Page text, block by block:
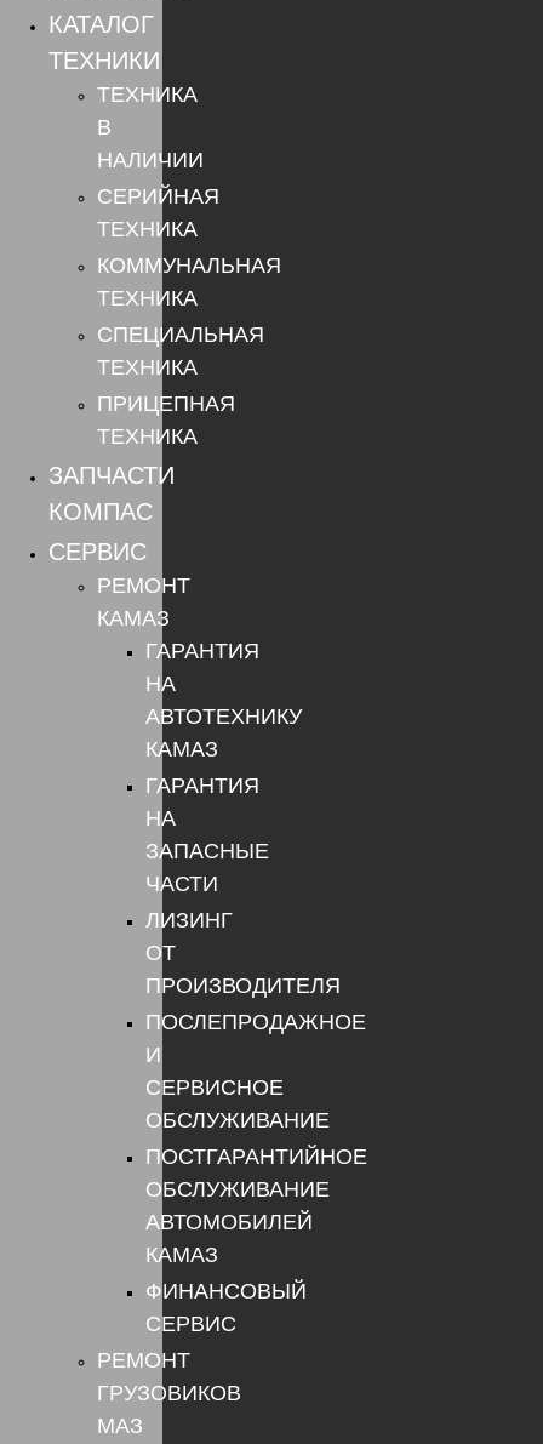
КАТАЛОГ
ТЕХНИКИ
ТЕХНИКА
В
НАЛИЧИИ
СЕРИЙНАЯ
ТЕХНИКА
КОММУНАЛЬНАЯ
ТЕХНИКА
СПЕЦИАЛЬНАЯ
ТЕХНИКА
ПРИЦЕПНАЯ
ТЕХНИКА
ЗАПЧАСТИ
КОМПАС
СЕРВИС
РЕМОНТ
КАМАЗ
ГАРАНТИЯ
НА
АВТОТЕХНИКУ
КАМАЗ
ГАРАНТИЯ
НА
ЗАПАСНЫЕ
ЧАСТИ
ЛИЗИНГ
ОТ
ПРОИЗВОДИТЕЛЯ
ПОСЛЕПРОДАЖНОЕ
И
СЕРВИСНОЕ
ОБСЛУЖИВАНИЕ
ПОСТГАРАНТИЙНОЕ
ОБСЛУЖИВАНИЕ
АВТОМОБИЛЕЙ
КАМАЗ
ФИНАНСОВЫЙ
СЕРВИС
РЕМОНТ
ГРУЗОВИКОВ
МАЗ